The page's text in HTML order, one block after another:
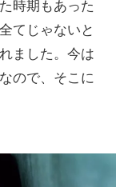
時期もあった
てじゃないと
ました。今は
ので、そこに